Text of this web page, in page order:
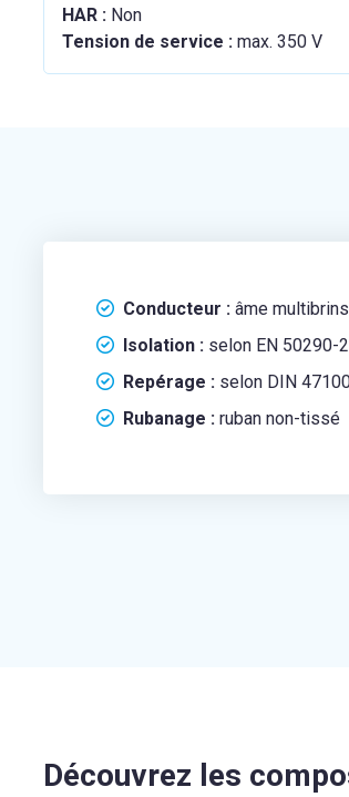
HAR : Non
Tension de service : max. 350 V
Conducteur : âme
Isolation : selon EN 50290-
Repérage : selon DIN
Rubanage :ruban non-tissé
Découvrez les